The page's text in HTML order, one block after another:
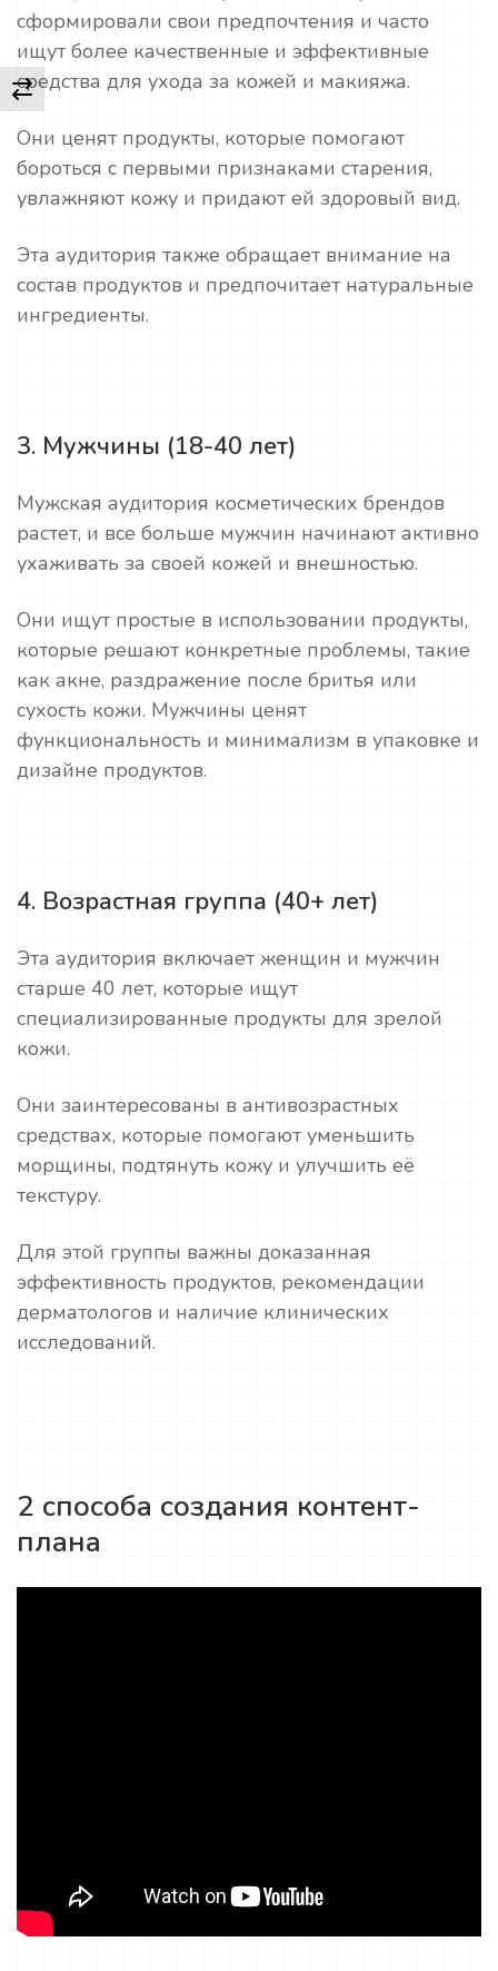
сформировали свои предпочтения и часто
ищут более качественные и эффективные
средства для ухода за кожей и макияжа.
Они ценят продукты, которые помогают
бороться с первыми признаками старения,
увлажняют кожу и придают ей здоровый вид.
Эта аудитория также обращает внимание на
состав продуктов и предпочитает натуральные
ингредиенты.
3. Мужчины (18-40 лет)
Мужская аудитория косметических брендов
растет, и все больше мужчин начинают активно
ухаживать за своей кожей и внешностью.
Они ищут простые в использовании продукты,
которые решают конкретные проблемы, такие
как акне, раздражение после бритья или
сухость кожи. Мужчины ценят
функциональность и минимализм в упаковке и
дизайне продуктов.
4. Возрастная группа (40+ лет)
Эта аудитория включает женщин и мужчин
старше 40 лет, которые ищут
специализированные продукты для зрелой
кожи.
Они заинтересованы в антивозрастных
средствах, которые помогают уменьшить
морщины, подтянуть кожу и улучшить её
текстуру.
Для этой группы важны доказанная
эффективность продуктов, рекомендации
дерматологов и наличие клинических
исследований.
2 способа создания контент-
плана